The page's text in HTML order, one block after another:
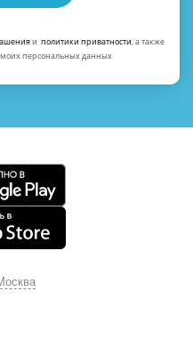
и политики приватности, а также
моих персональных данных